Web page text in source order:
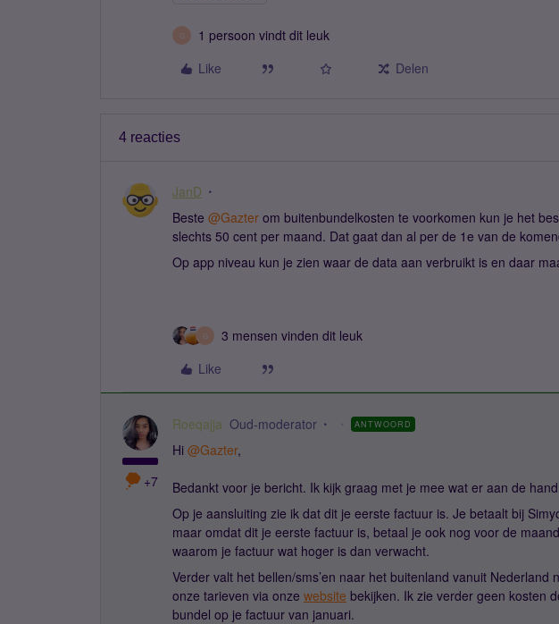
G
1 persoon vindt dit leuk
Like
Delen
4 reacties
JanD
Beste ​ @Gazter om buitenbundelkosten te voorkomen kun je het
slechts 50 cent per maand. Dat gaat dan al per de 1e van de
Op app niveau kun je zien waar de data aan verbruikt is en daar
G
3 mensen vinden dit leuk
Like
+7
Roeqajja Oud-moderator ANTWOORD
Hi ​ @Gazter,
Bedankt voor je bericht. Ik kijk graag met je mee wat er aan de
Op je aansluiting zie ik dat dit je eerste factuur is. Je betaalt bij
maar omdat dit je eerste factuur is, betaal je ook nog voor de
waarom je factuur wat hoger is dan verwacht.
Verder valt het bellen/sms’en naar het buitenland vanuit Nederland
onze tarieven via onze website bekijken. Ik zie verder geen kosten
bundel op je factuur van januari.